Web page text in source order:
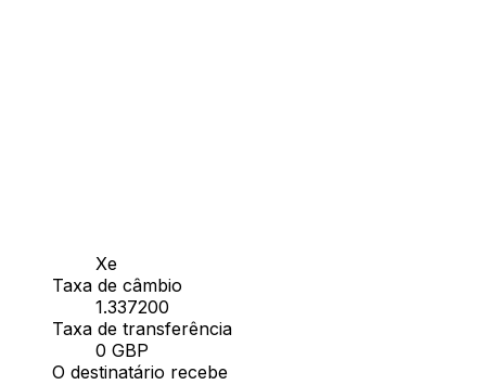
Xe
Taxa de câmbio
1.337200
Taxa de transferência
0 GBP
O destinatário recebe